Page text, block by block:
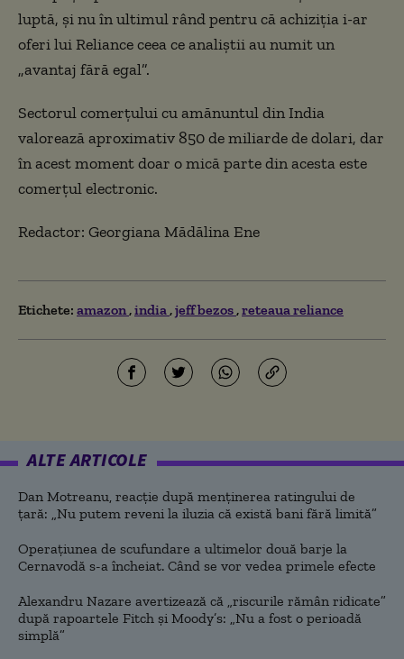
luptă, și nu în ultimul rând pentru că achiziția i-ar
oferi lui Reliance ceea ce analiștii au numit un
„avantaj fără egal”.
Sectorul comerțului cu amănuntul din India
valorează aproximativ 850 de miliarde de dolari, dar
în acest moment doar o mică parte din acesta este
comerțul electronic.
Redactor: Georgiana Mădălina Ene
Etichete: amazon india jeff bezos reteaua reliance
ALTE ARTICOLE
Dan Motreanu, reacție după menținerea ratingului de
țară: „Nu putem reveni la iluzia că există bani fără limită”
Operațiunea de scufundare a ultimelor două barje la
Cernavodă s-a încheiat. Când se vor vedea primele efecte
Alexandru Nazare avertizează că „riscurile rămân ridicate”
după rapoartele Fitch și Moody’s: „Nu a fost o perioadă
simplă”